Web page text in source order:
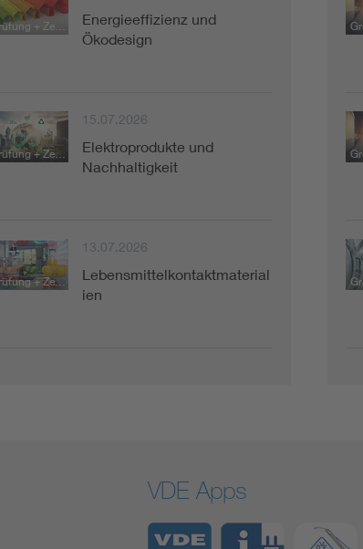
Energieeffizienz und
Ökodesign
Prüfung + Zertifizierung
15.07.2026
Elektroprodukte und
Nachhaltigkeit
Prüfung + Zertifizierung
13.07.2026
Lebensmittelkontaktmaterial
ien
VDE Apps